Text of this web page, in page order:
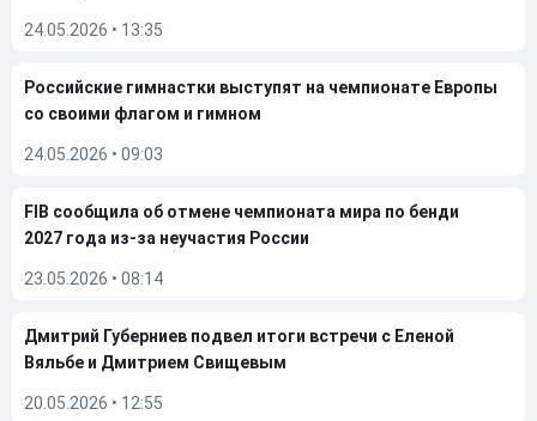
24.05.2026 • 13:35
Российские гимнастки выступят на чемпионате Европы
со своими флагом и гимном
24.05.2026 • 09:03
FIB сообщила об отмене чемпионата мира по бенди
2027 года из-за неучастия России
23.05.2026 • 08:14
Дмитрий Губерниев подвел итоги встречи с Еленой
Вяльбе и Дмитрием Свищевым
20.05.2026 • 12:55